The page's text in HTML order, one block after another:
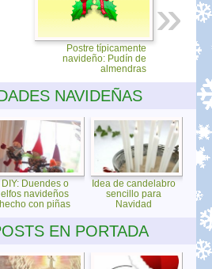
Postre típicamente
navideño: Pudín de
almendras
NAVIDEÑAS
DIY: Duendes o
elfos navideños
hecho con piñas
Idea de candelabro
sencillo para
Navidad
EN PORTADA